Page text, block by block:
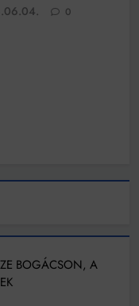
0
BOGÁCSON, A